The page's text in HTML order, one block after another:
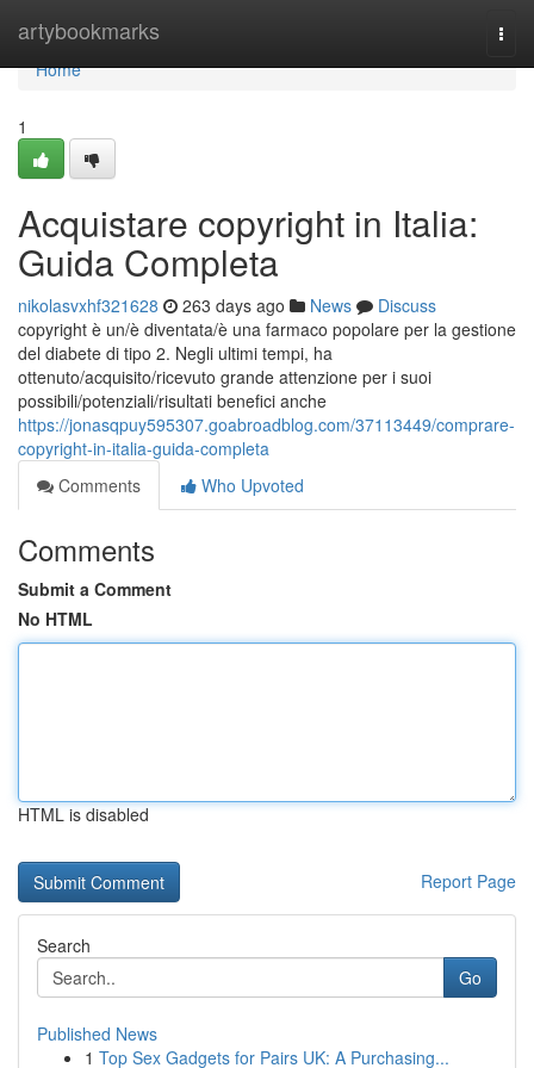
artybookmarks
Home
Home
1
Acquistare copyright in Italia:
Guida Completa
nikolasvxhf321628 263 days ago News
Discuss
copyright è un/è diventata/è una farmaco popolare per la gestione
del diabete di tipo 2. Negli ultimi tempi, ha
ottenuto/acquisito/ricevuto grande attenzione per i suoi
possibili/potenziali/risultati benefici anche
https://jonasqpuy595307.goabroadblog.com/37113449/comprare-
copyright-in-italia-guida-completa
Comments
Who Upvoted
Comments
Submit a Comment
No HTML
HTML is disabled
Report Page
Search
Go
Published News
1 Top Sex Gadgets for Pairs UK: A Purchasing...